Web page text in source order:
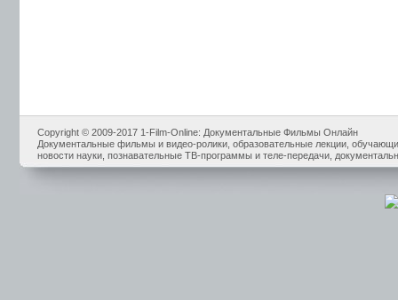
Copyright © 2009-2017 1-Film-Online: Документальные Фильмы Онлайн
Документальные фильмы и видео-ролики, образовательные лекции,
новости науки, познавательные ТВ-программы и теле-передачи,